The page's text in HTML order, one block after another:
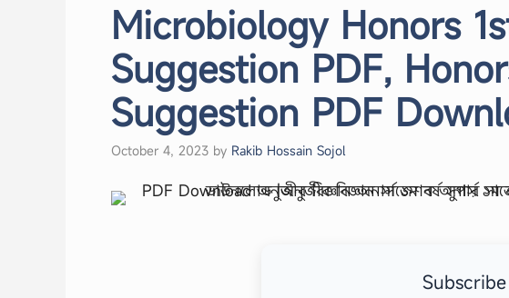
Microbiology Honors
Suggestion PDF,
Suggestion PDF
October 4, 2023 by Rakib Hossain Sojol